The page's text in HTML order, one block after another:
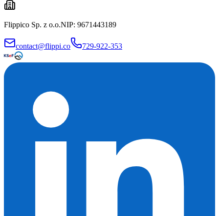
Flippico Sp. z o.o.NIP: 9671443189
contact@flippi.co 729-922-353